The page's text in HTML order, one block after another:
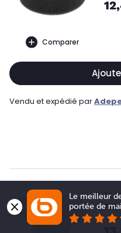
Comparer
Vendu et expédié par
Le meilleur
portée de